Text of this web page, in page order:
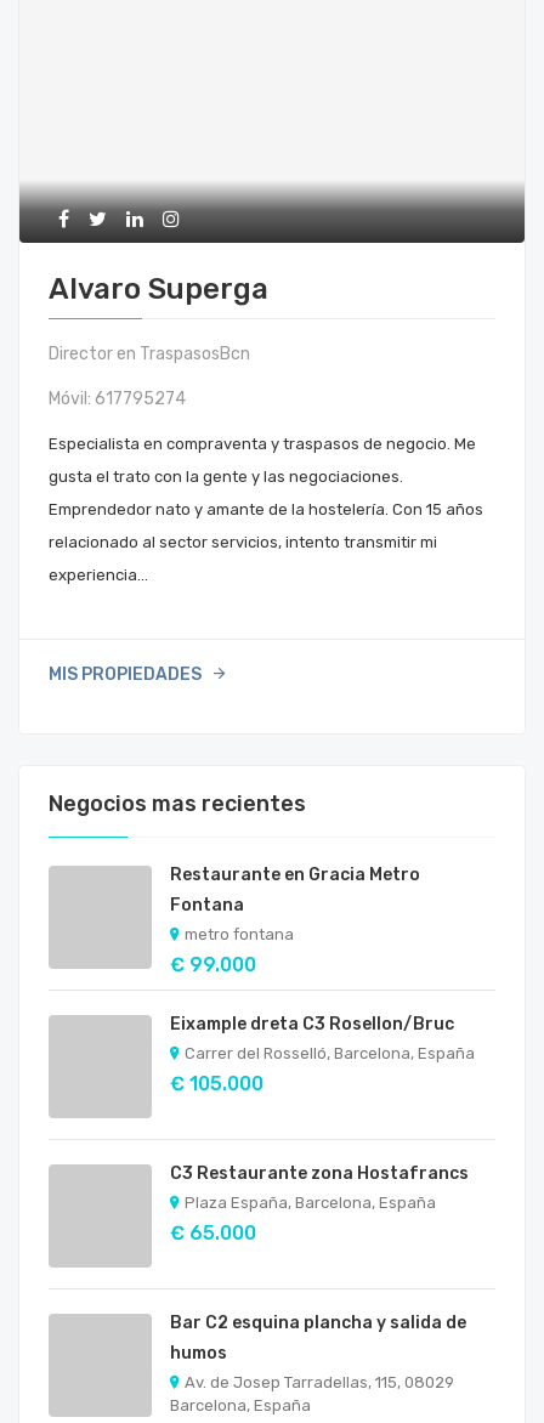
Alvaro Superga
Director en TraspasosBcn
Móvil: 617795274
Especialista en compraventa y traspasos de negocio. Me
gusta el trato con la gente y las negociaciones.
Emprendedor nato y amante de la hostelería. Con 15 años
relacionado al sector servicios, intento transmitir mi
experiencia…
MIS PROPIEDADES
Negocios mas recientes
Restaurante en Gracia Metro
Fontana
metro fontana
€ 99.000
Eixample dreta C3 Rosellon/Bruc
Carrer del Rosselló, Barcelona, España
€ 105.000
C3 Restaurante zona Hostafrancs
Plaza España, Barcelona, España
€ 65.000
Bar C2 esquina plancha y salida de
humos
Av. de Josep Tarradellas, 115, 08029
Barcelona, España